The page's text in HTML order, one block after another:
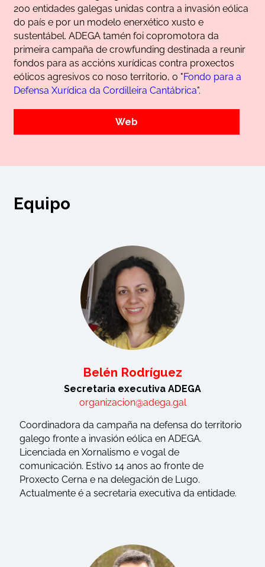
200 entidades galegas unidas contra a invasión eólica
do país e por un modelo enerxético xusto e
sustentábel. ADEGA tamén foi copromotora da
primeira campaña de crowfunding destinada a reunir
fondos para as accións xurídicas contra proxectos
eólicos agresivos co noso territorio, o "Fondo para a
Defensa Xurídica da Cordilleira Cantábrica".
Web
Equipo
Belén Rodríguez
Secretaria executiva ADEGA
organizacion@adega.gal
Coordinadora da campaña na defensa do territorio
galego fronte a invasión eólica en ADEGA.
Licenciada en Xornalismo e vogal de
comunicación. Estivo 14 anos ao fronte de
Proxecto Cerna e na delegación de Lugo.
Actualmente é a secretaria executiva da entidade.